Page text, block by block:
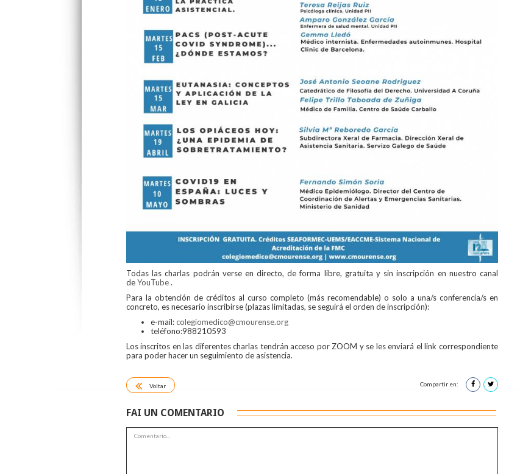
Todas las charlas podrán verse en directo, de forma libre, gratuita y sin inscripción en nuestro canal
deYouTube.
Para la obtención de créditos al curso completo (más recomendable) o solo a una/s conferencia/s en
concreto, es necesario inscribirse (plazas limitadas, se seguirá el orden de inscripción):
e-mail:colegiomedico@cmourense.org
teléfono:988210593
Los inscritos en las diferentes charlas tendrán acceso por ZOOM y se les enviará el link correspondiente
para poder hacer un seguimiento de asistencia.
Voltar Compartir en:
FAI UN COMENTARIO